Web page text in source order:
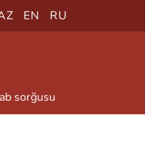
EN RU
sorğusu